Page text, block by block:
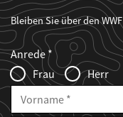
Bleiben Sie über den
Web2Case
Infofelder
Fieldset
anrede_name
Anrede
Frau
Herr
Vorname